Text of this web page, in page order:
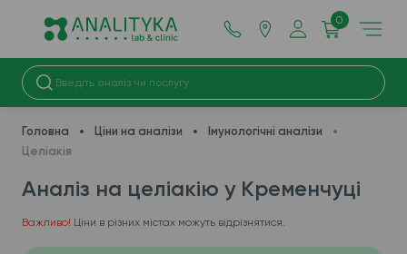
0
Головна Ціни на аналізи
Імунологічні аналізи
Целіакія
Аналіз на целіакію у Кременчуці
Важливо! Ціни в різних містах можуть відрізнятися.